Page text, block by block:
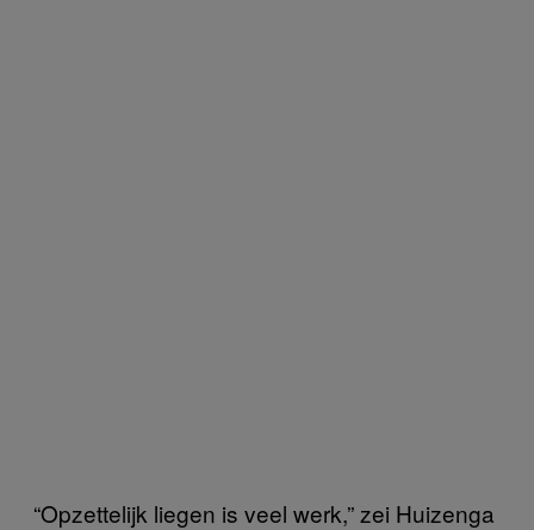
“Opzettelijk liegen is veel werk,” zei Huizenga